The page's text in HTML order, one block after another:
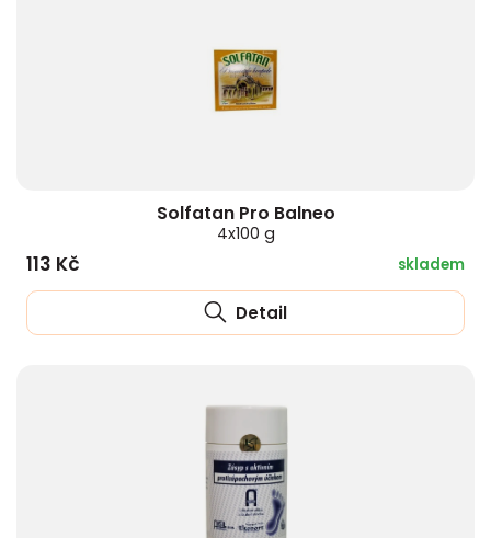
Solfatan Pro Balneo
4x100 g
113 Kč skladem
Detail